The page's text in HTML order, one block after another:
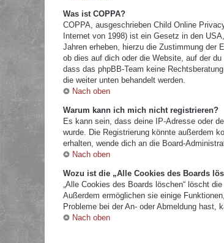
Was ist COPPA?
COPPA, ausgeschrieben Child Online
Internet von 1998) ist ein Gesetz in den
Jahren erheben, hierzu die Zustimmung der
ob dies auf dich oder die Website, auf der
dass das phpBB-Team keine
die weiter unten behandelt werden.
Nach oben
Warum kann ich mich nicht registrieren?
Es kann sein, dass deine IP-Adresse oder
wurde. Die Registrierung könnte außerdem
erhalten, wende dich an die Board-
Nach oben
Wozu ist die „Alle Cookies des Boards
„Alle Cookies des Boards löschen“ löscht
Außerdem ermöglichen sie einige
Probleme bei der An- oder Abmeldung hast,
Nach oben